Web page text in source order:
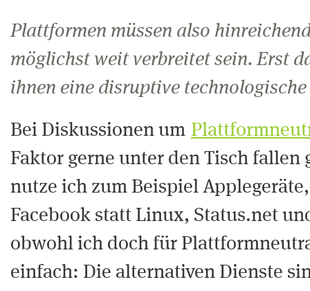
Plattformen müssen also
möglichst weit verbreitet sein. Erst
ihnen eine disruptive
Bei Diskussionen um
Faktor gerne unter den Tisch fallen
nutze ich zum Beispiel
Facebook statt Linux, Status.net
obwohl ich doch für
einfach: Die alternativen Dienste